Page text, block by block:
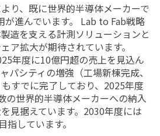
り、既に世界的半導体メーカーで
が進んでいます。 Lab to Fab戦略
造を支える計測ソリューションと
ア拡大が期待されています。
年度に10億円超の売上を見込ん
パシティの増強（工場新棟完成、
すでに完了しており、2025年度
の世界的半導体メーカーへの納入
見据えています。2030年度には
しています。